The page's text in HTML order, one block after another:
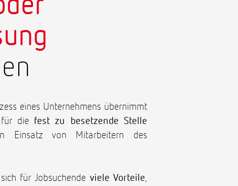
eines Unternehmens übernimmt
die fest zu besetzende Stelle
Einsatz von Mitarbeitern des
für Jobsuchende viele Vorteile